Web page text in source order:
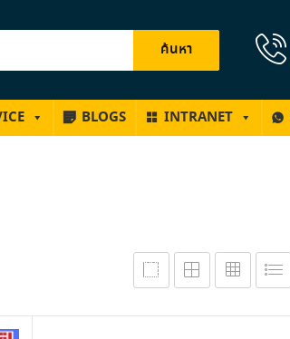
ค้นหา
BLOGS INTRANET